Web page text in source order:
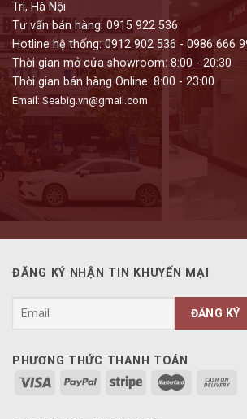
Trì, Hà Nội
Tư vấn bán hàng: 0915 922 536
Hotline hệ thống: 0912 902 536 - 0986 666
Thời gian mở cửa showroom: 8:00 - 20:30
Thời gian bán hàng Online: 8:00 - 23:00
Email: Seabig.vn@gmail.com
ĐĂNG KÝ NHẬN TIN KHUYẾN MẠI
PHƯƠNG THỨC THANH TOÁN